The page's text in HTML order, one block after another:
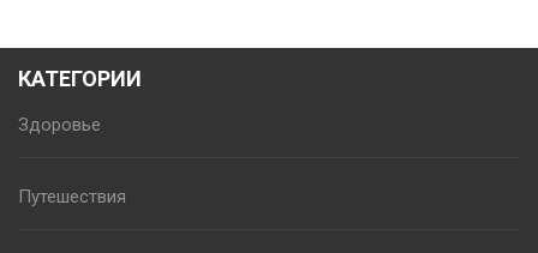
КАТЕГОРИИ
Здоровье
Путешествия